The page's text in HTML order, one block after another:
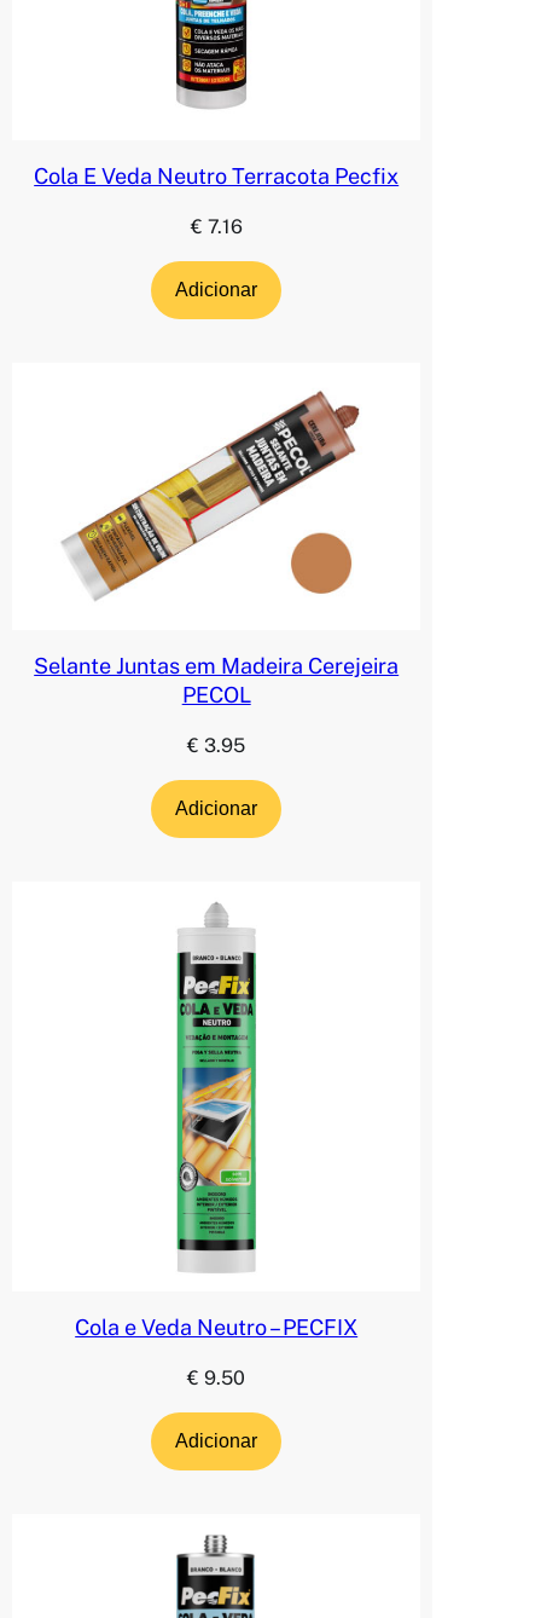
Cola E Veda Neutro Terracota Pecfix
€ 7.16
Adicionar
Selante Juntas em Madeira Cerejeira
PECOL
€ 3.95
Adicionar
Cola e Veda Neutro – PECFIX
€ 9.50
Adicionar